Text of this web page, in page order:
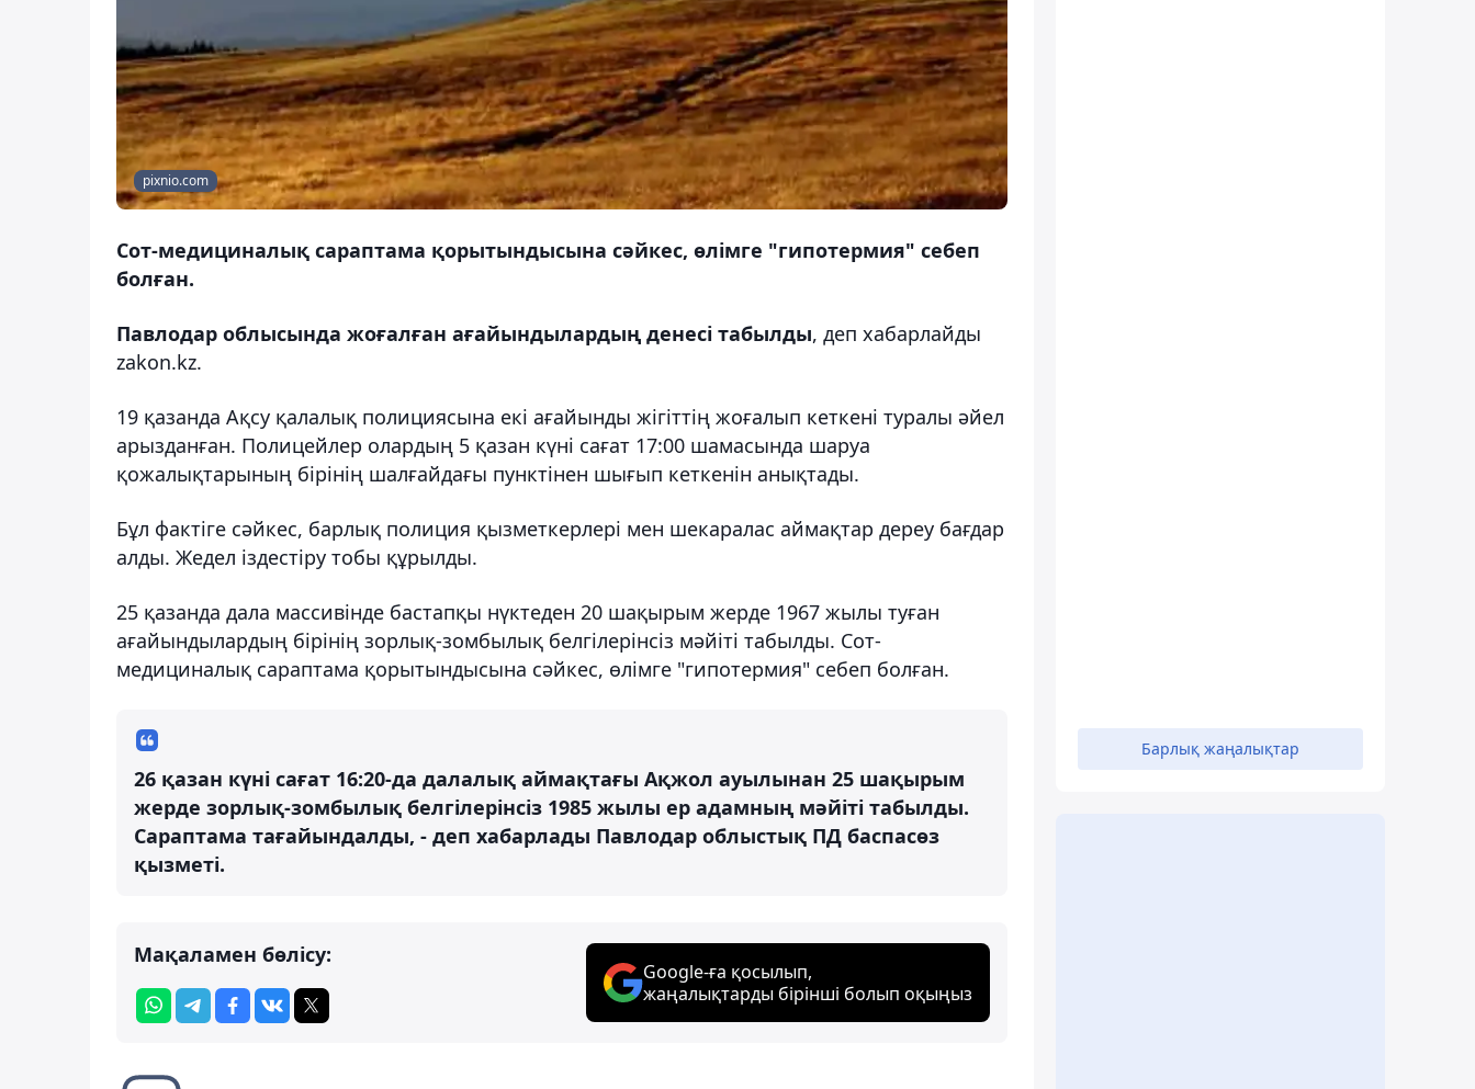
pixnio.com
Сот-медициналық сараптама қорытындысына сәйкес, өлімге "гипотермия" себеп
болған.
Павлодар облысында жоғалған ағайындылардың денесі табылды, деп хабарлайды
zakon.kz.
19 қазанда Ақсу қалалық полициясына екі ағайынды жігіттің жоғалып кеткені туралы әйел
арызданған. Полицейлер олардың 5 қазан күні сағат 17:00 шамасында шаруа
қожалықтарының бірінің шалғайдағы пунктінен шығып кеткенін анықтады.
Бұл фактіге сәйкес, барлық полиция қызметкерлері мен шекаралас аймақтар дереу бағдар
алды. Жедел іздестіру тобы құрылды.
25 қазанда дала массивінде бастапқы нүктеден 20 шақырым жерде 1967 жылы туған
ағайындылардың бірінің зорлық-зомбылық белгілерінсіз мәйіті табылды. Сот-
медициналық сараптама қорытындысына сәйкес, өлімге "гипотермия" себеп болған.
26 қазан күні сағат 16:20-да далалық аймақтағы Ақжол ауылынан 25 шақырым
жерде зорлық-зомбылық белгілерінсіз 1985 жылы ер адамның мәйіті табылды.
Сараптама тағайындалды, - деп хабарлады Павлодар облыстық ПД баспасөз
қызметі.
Мақаламен бөлісу:
Google-ға қосылып,
жаңалықтарды бірінші болып оқыңыз
Барлық жаңалықтар